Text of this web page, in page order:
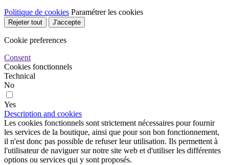
Politique de cookies Paramétrer les cookies
Rejeter tout J'accepte
Cookie preferences
Consent
Cookies fonctionnels
Technical
No
Yes
Description and cookies
Les cookies fonctionnels sont strictement nécessaires pour fournir
les services de la boutique, ainsi que pour son bon fonctionnement,
il n'est donc pas possible de refuser leur utilisation. Ils permettent à
l'utilisateur de naviguer sur notre site web et d'utiliser les différentes
options ou services qui y sont proposés.